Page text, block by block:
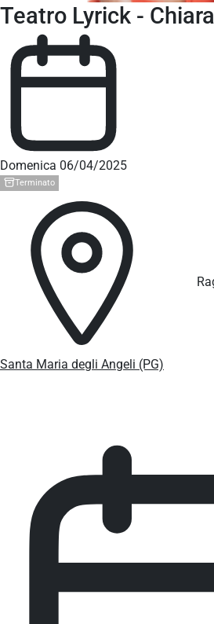
Teatro Lyrick -
Domenica 06/04/2025
Terminato
Santa Maria degli Angeli (PG)